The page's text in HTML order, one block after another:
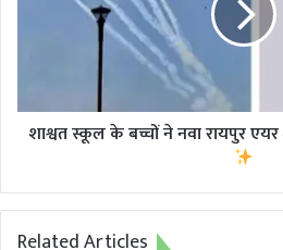
शो
का
लुत्फ
शाश्वत स्कूल के बच्चों ने नवा रायपुर
Related Articles